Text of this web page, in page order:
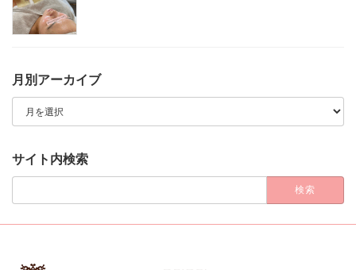
月別アーカイブ
イ
ブ
サイト内検索
検